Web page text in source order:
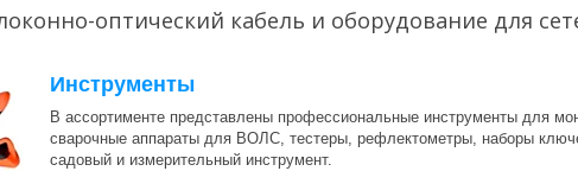
оптический кабель и оборудование для
Инструменты
В ассортименте представлены профессиональные инструменты для
сварочные аппараты для ВОЛС, тестеры, рефлектометры, наборы
садовый и измерительный инструмент.